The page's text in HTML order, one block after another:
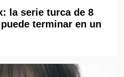
la serie turca de 8
terminar en un